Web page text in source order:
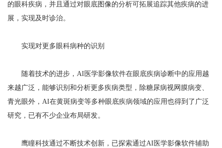
的眼科疾病，并且通过对眼底图像的分析可拓展追踪其他疾病的进
展，实现及时诊治。
实现对更多眼科病种的识别
随着技术的进步，AI医学影像软件在眼底疾病诊断中的应用越
来越广泛，能够识别和分析更多疾病类型，除糖尿病视网膜病变、
青光眼外，AI在黄斑病变等多种眼底疾病领域的应用也得到了广泛
研究，已有不少企业布局研发。
鹰瞳科技通过不断技术创新，已探索通过AI医学影像软件辅助